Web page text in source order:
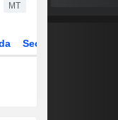
MT
Sector